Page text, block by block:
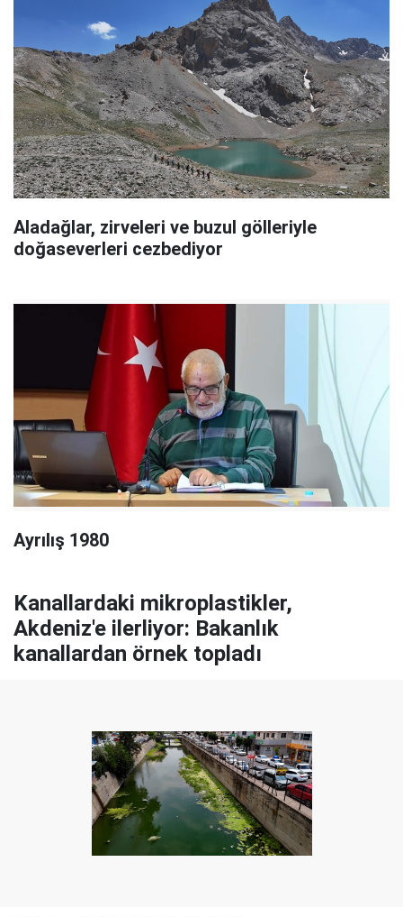
Aladağlar, zirveleri ve buzul gölleriyle
doğaseverleri cezbediyor
Ayrılış 1980
Kanallardaki mikroplastikler,
Akdeniz'e ilerliyor: Bakanlık
kanallardan örnek topladı